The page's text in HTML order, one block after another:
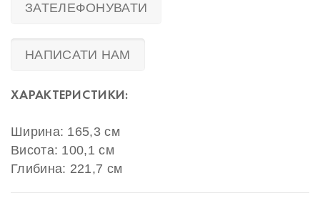
ЗАТЕЛЕФОНУВАТИ
НАПИСАТИ НАМ
ХАРАКТЕРИСТИКИ:
Ширина: 165,3 см
Висота: 100,1 см
Глибина: 221,7 см